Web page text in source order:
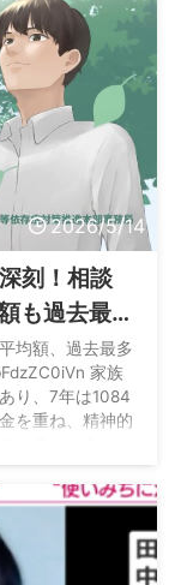
2026/5/14
刻！相談
も過去最
均額、過去最多
家族
り、7年は1084
を重ね、精神的